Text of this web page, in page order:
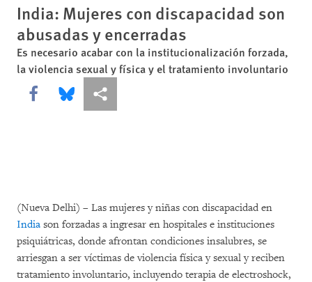
India: Mujeres con discapacidad son
abusadas y encerradas
Es necesario acabar con la institucionalización forzada,
la violencia sexual y física y el tratamiento involuntario
Share this via Facebook
Share this via Bluesky
Share this via Compartir
(Nueva Delhi) – Las mujeres y niñas con discapacidad en
India son forzadas a ingresar en hospitales e instituciones
psiquiátricas, donde afrontan condiciones insalubres, se
arriesgan a ser víctimas de violencia física y sexual y reciben
tratamiento involuntario, incluyendo terapia de electroshock,